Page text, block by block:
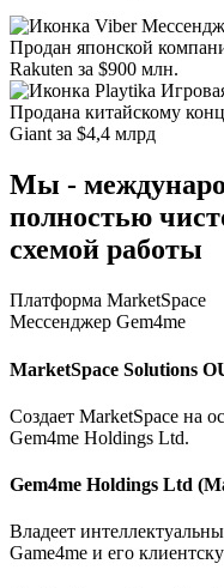
Продан японской
Rakuten за $900 млн.
Продана китайскому
Giant за $4,4 млрд
Мы -
полностью
схемой работы
Платформа MarketSpace
Мессенджер Gem4me
MarketSpace Solutions
Создает MarketSpace на
Gem4me Holdings Ltd.
Gem4me Holdings Ltd
Владеет
Game4me и его